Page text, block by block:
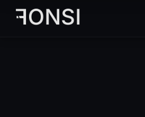
contenido